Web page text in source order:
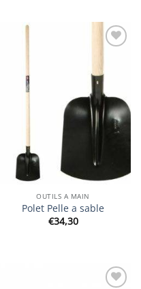
wishlist
OUTILS A MAIN
Polet Pelle a sable
€34,30